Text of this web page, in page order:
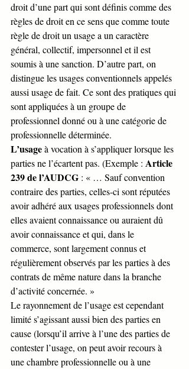
droit d’une part qui sont définis comme des
règles de droit en ce sens que comme toute
règle de droit un usage a un caractère
général, collectif, impersonnel et il est
soumis à une sanction. D’autre part, on
distingue les usages conventionnels appelés
aussi usage de fait. Ce sont des pratiques qui
sont appliquées à un groupe de
professionnel donné ou à une catégorie de
professionnelle déterminée.
L’usage à vocation à s’appliquer lorsque les
parties ne l’écartent pas. (Exemple : Article
239 de l’AUDCG : « … Sauf convention
contraire des parties, celles-ci sont réputées
avoir adhéré aux usages professionnels dont
elles avaient connaissance ou auraient dû
avoir connaissance et qui, dans le
commerce, sont largement connus et
régulièrement observés par les parties à des
contrats de même nature dans la branche
d’activité concernée. »
Le rayonnement de l’usage est cependant
limité s’agissant aussi bien des parties en
cause (lorsqu’il arrive à l’une des parties de
contester l’usage, on peut avoir recours à
une chambre professionnelle ou à une